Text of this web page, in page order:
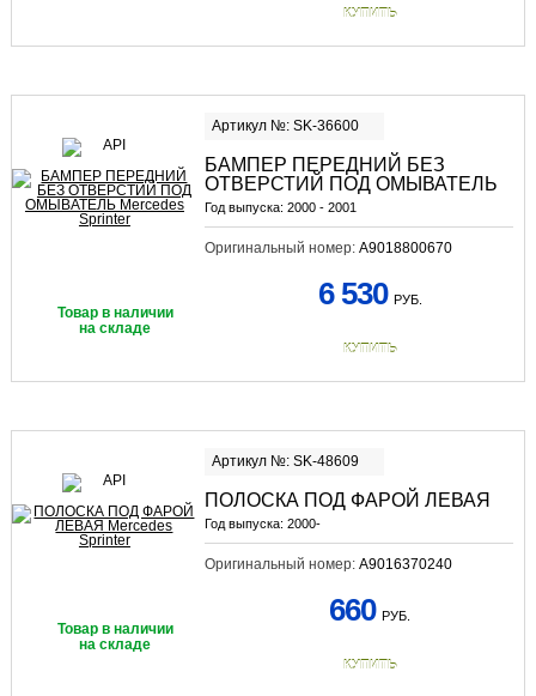
КУПИТЬ
Артикул №: SK-36600
БАМПЕР ПЕРЕДНИЙ БЕЗ
ОТВЕРСТИЙ ПОД ОМЫВАТЕЛЬ
Год выпуска: 2000 - 2001
Оригинальный номер: A9018800670
Товар в наличии
на складе
6 530 РУБ.
КУПИТЬ
Артикул №: SK-48609
ПОЛОСКА ПОД ФАРОЙ ЛЕВАЯ
Год выпуска: 2000-
Оригинальный номер: A9016370240
Товар в наличии
на складе
660 РУБ.
КУПИТЬ